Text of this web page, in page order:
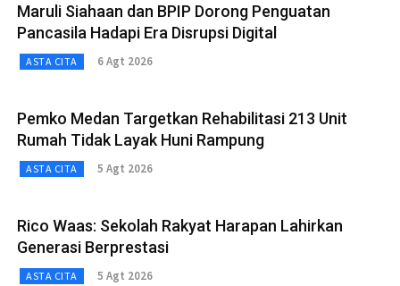
Maruli Siahaan dan BPIP Dorong Penguatan
Pancasila Hadapi Era Disrupsi Digital
ASTA CITA 6 Agt 2026
Pemko Medan Targetkan Rehabilitasi 213 Unit
Rumah Tidak Layak Huni Rampung
ASTA CITA 5 Agt 2026
Rico Waas: Sekolah Rakyat Harapan Lahirkan
Generasi Berprestasi
ASTA CITA 5 Agt 2026